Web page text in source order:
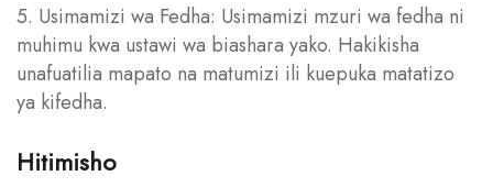
5. Usimamizi wa Fedha: Usimamizi mzuri wa fedha ni
muhimu kwa ustawi wa biashara yako. Hakikisha
unafuatilia mapato na matumizi ili kuepuka matatizo
ya kifedha.
Hitimisho